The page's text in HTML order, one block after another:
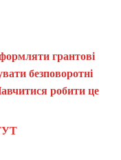
грантові
безповоротні
робити це